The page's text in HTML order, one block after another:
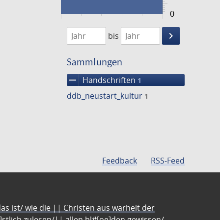
0
1474
1475
bis
keyboard_arrow_right
Suche
Sammlungen
remove Handschriften 1
ddb_neustart_kultur 1
Feedback RSS-Feed
ist/ wie die || Christen aus warheit der